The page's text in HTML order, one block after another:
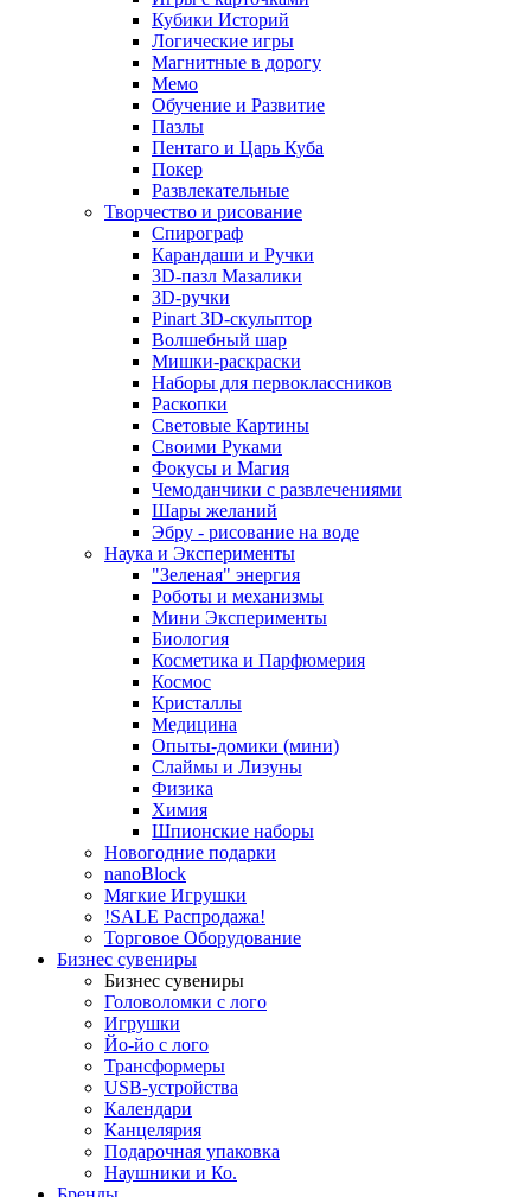
Кубики Историй
Логические игры
Магнитные в дорогу
Мемо
Обучение и Развитие
Пазлы
Пентаго и Царь Куба
Покер
Развлекательные
Творчество и рисование
Спирограф
Карандаши и Ручки
3D-пазл Мазалики
3D-ручки
Pinart 3D-скульптор
Волшебный шар
Мишки-раскраски
Наборы для первоклассников
Раскопки
Световые Картины
Своими Руками
Фокусы и Магия
Чемоданчики с развлечениями
Шары желаний
Эбру - рисование на воде
Наука и Эксперименты
"Зеленая" энергия
Роботы и механизмы
Мини Эксперименты
Биология
Косметика и Парфюмерия
Космос
Кристаллы
Медицина
Опыты-домики (мини)
Слаймы и Лизуны
Физика
Химия
Шпионские наборы
Новогодние подарки
nanoBlock
Мягкие Игрушки
!SALE Распродажа!
Торговое Оборудование
Бизнес сувениры
Бизнес сувениры
Головоломки с лого
Игрушки
Йо-йо с лого
Трансформеры
USB-устройства
Календари
Канцелярия
Подарочная упаковка
Наушники и Ко.